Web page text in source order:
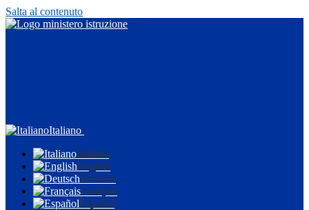
Salta al contenuto
Italiano
Italiano
English
Deutsch
Français
Español